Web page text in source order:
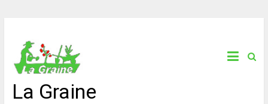
La Graine